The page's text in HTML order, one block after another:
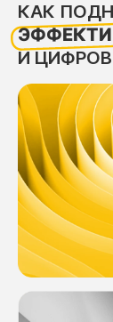
КАК
И